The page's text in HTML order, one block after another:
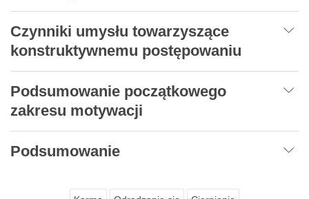
Czynniki umysłu towarzyszące
konstruktywnemu postępowaniu
Podsumowanie początkowego
zakresu motywacji
Podsumowanie